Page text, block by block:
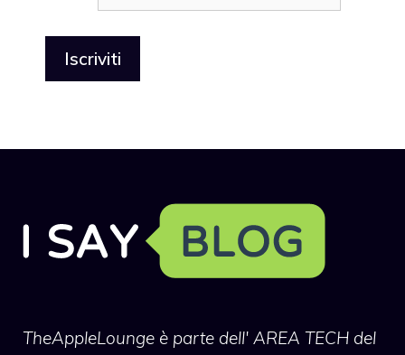
TheAppleLounge è parte dell' AREA TECH del